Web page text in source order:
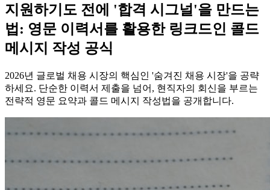
지원하기도 전에 '합격 시그널'을 만드는
법: 영문 이력서를 활용한 링크드인 콜드
메시지 작성 공식
2026년 글로벌 채용 시장의 핵심인 '숨겨진 채용 시장'을 공략
하세요. 단순한 이력서 제출을 넘어, 현직자의 회신을 부르는
전략적 영문 요약과 콜드 메시지 작성법을 공개합니다.